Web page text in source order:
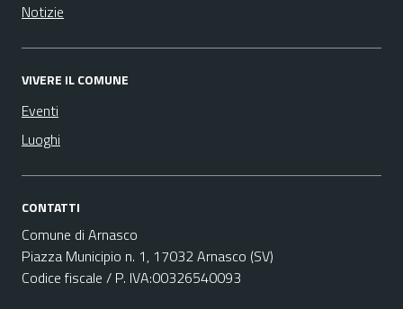
Notizie
VIVERE IL COMUNE
Eventi
Luoghi
CONTATTI
Comune di Arnasco
Piazza Municipio n. 1, 17032 Arnasco (SV)
Codice fiscale / P. IVA:00326540093